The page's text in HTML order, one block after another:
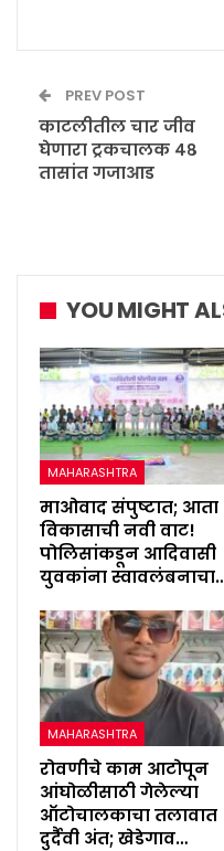
PREV POST
काटलीतील चार जीव
घेणारा ट्रकचालक ४८
तासांत गजाआड
YOU MIGHT
MAHARASHTRA
माओवाद संपुष्टात; आता
विकासाची नवी वाट!
पोलिसांकडून आदिवासी
युवकांना
MAHARASHTRA
रोवणीचे काम आटोपून
आंघोळीसाठी गेलेल्या
ऑटोचालकाचा तलावात
दुर्दैवी अंत; खेडेगाव…